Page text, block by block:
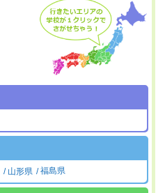
山形県 福島県